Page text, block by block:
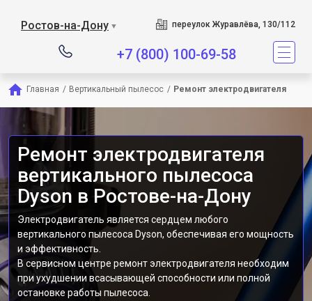
Ростов-на-Дону ▼ переулок Журавлёва, 130/112
+7 (800) 100-69-58
Главная / Вертикальный пылесос / Ремонт электродвигателя
Ремонт электродвигателя
вертикального пылесоса
Dyson в Ростове-на-Дону
Электродвигатель является сердцем любого
вертикального пылесоса Dyson, обеспечивая его мощность
и эффективность.
В сервисном центре ремонт электродвигателя необходим
при ухудшении всасывающей способности или полной
остановке работы пылесоса.